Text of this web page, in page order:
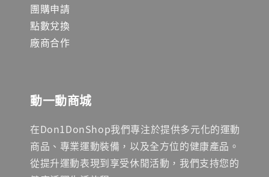
團購申請
點數兌換
廠商合作
動一動商城
在Don1DonShop我們專注於提供多元化的運動
商品、專業運動裝備，以及全方位的健康產品。
從提升運動表現到享受休閒活動，我們支持您的